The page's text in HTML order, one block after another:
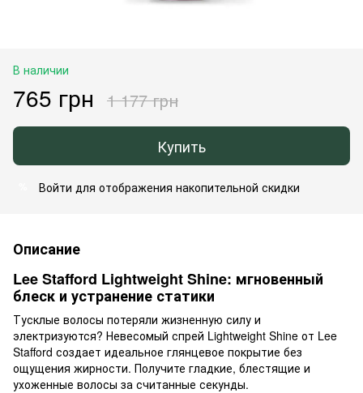
В наличии
765 грн 1 177 грн
Купить
Войти для отображения накопительной скидки
Описание
Lee Stafford Lightweight Shine: мгновенный
блеск и устранение статики
Тусклые волосы потеряли жизненную силу и
электризуются? Невесомый спрей Lightweight Shine от Lee
Stafford создает идеальное глянцевое покрытие без
ощущения жирности. Получите гладкие, блестящие и
ухоженные волосы за считанные секунды.